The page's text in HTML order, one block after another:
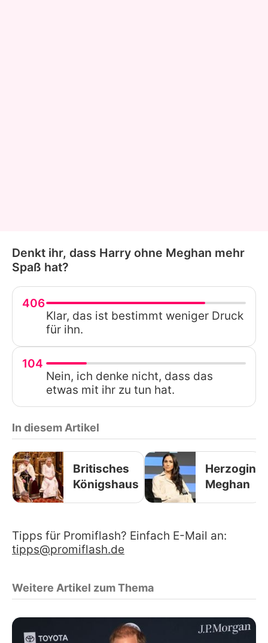
Denkt ihr, dass Harry ohne Meghan mehr
Spaß hat?
406
Klar, das ist bestimmt weniger Druck
für ihn.
104
Nein, ich denke nicht, dass das
etwas mit ihr zu tun hat.
In diesem Artikel
Britisches
Königshaus
Herzogin
Meghan
Tipps für Promiflash? Einfach E-Mail an:
tipps@promiflash.de
Weitere Artikel zum Thema